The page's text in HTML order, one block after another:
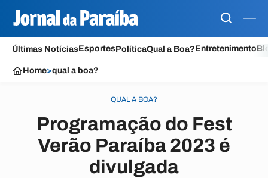
Últimas NotíciasEsportesPolíticaQual a Boa?Entretenimento
Home>qual a boa?
QUAL A BOA?
Programação do Fest
Verão Paraíba 2023 é
divulgada